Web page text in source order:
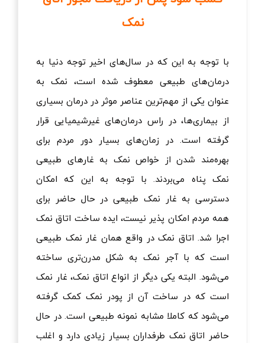
نمک
با توجه به این که در سال‌های اخیر توجه دنیا به
درمان‌های طبیعی معطوف شده است، نمک به
عنوان یکی از مهم‌ترین عناصر موثر در درمان بسیاری
از بیماری‌ها، در راس درمان‌های غیرشیمیایی قرار
گرفته است. در زمان‌های بسیار دور مردم برای
بهره‌مند شدن از خواص نمک به غارهای طبیعی
نمک پناه می‌بردند. با توجه به این که امکان
دسترسی به غار نمک طبیعی در حال حاضر برای
همه مردم امکان پذیر نیست، ایده ساخت اتاق نمک
اجرا شد. اتاق نمک در واقع همان غار نمک طبیعی
است که با آجر نمک به شکل مدرن‌تری ساخته
می‌شود. البته یکی دیگر از انواع اتاق نمک، غار نمک
است که در ساخت آن از پودر نمک کمک گرفته
می‌شود که کاملا مشابه نمونه طبیعی است. در حال
حاضر اتاق‌ نمک طرفداران بسیار زیادی دارد و اغلب